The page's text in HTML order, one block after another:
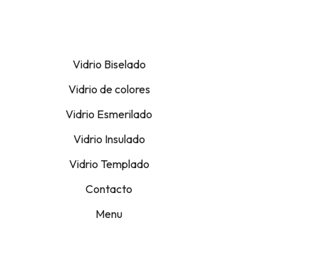
Vidrio Biselado
Vidrio de colores
Vidrio Esmerilado
Vidrio Insulado
Vidrio Templado
Contacto
Menu